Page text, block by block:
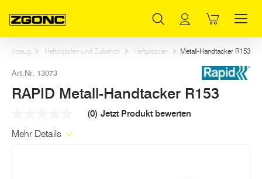
Heftpistolen und Zubehör Heftpistolen Metall-Handtacker R153
Art.Nr. 13073
RAPID Metall-Handtacker R153
Link
(0) Jetzt Produkt bewerten
Mehr Details